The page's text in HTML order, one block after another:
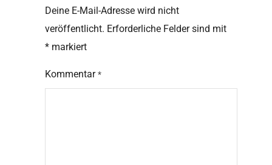
Deine E-Mail-Adresse wird nicht
veröffentlicht. Erforderliche Felder sind mit
* markiert
Kommentar*